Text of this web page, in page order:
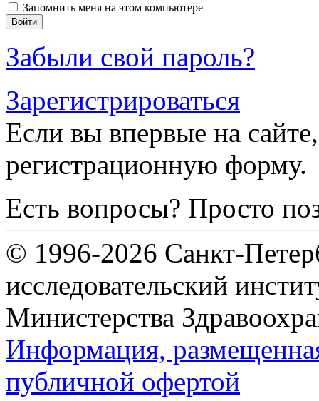
Запомнить меня на этом компьютере
Забыли свой пароль?
Зарегистрироваться
Если вы впервые на
регистрационную форму.
Есть вопросы? Просто
© 1996-2026 Санкт-
исследовательский
Министерства
Информация,
публичной офертой